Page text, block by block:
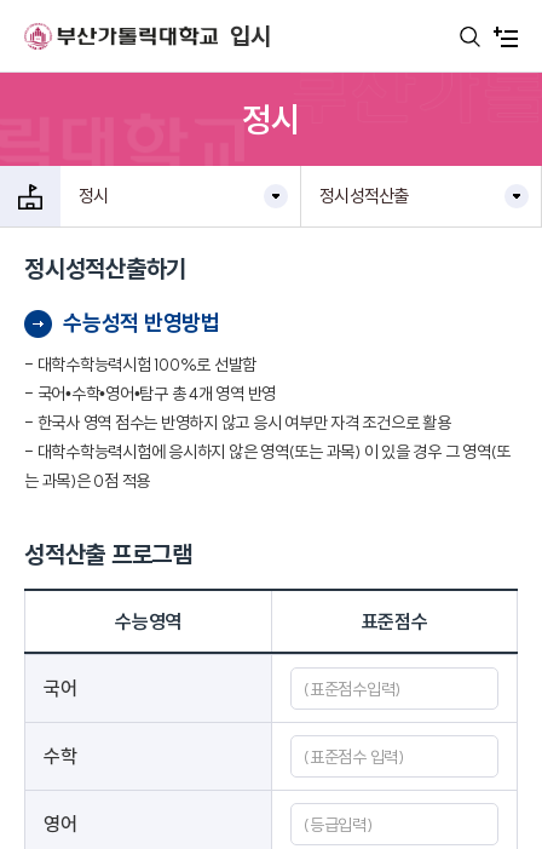
입시
정시
정시 정시성적산출
정시성적산출하기
수능성적 반영방법
- 대학수학능력시험 100%로 선발함
- 국어•수학•영어•탐구 총 4개 영역 반영
- 한국사 영역 점수는 반영하지 않고 응시 여부만 자격 조건으로 활용
- 대학수학능력시험에 응시하지 않은 영역(또는 과목) 이 있을 경우 그 영역(또
는 과목)은 0점 적용
성적산출 프로그램
수능영역 표준점수
국어
수학
영어